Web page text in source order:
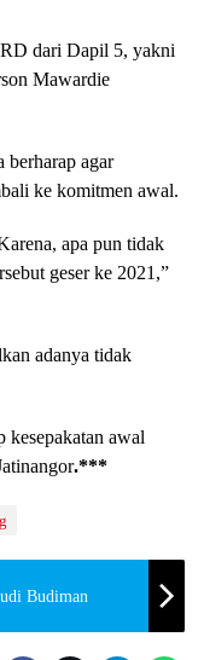
dari Dapil 5, yakni
Mawardie
berharap agar
ke komitmen awal.
apa pun tidak
geser ke 2021,”
adanya tidak
kesepakatan awal
.***
Budiman